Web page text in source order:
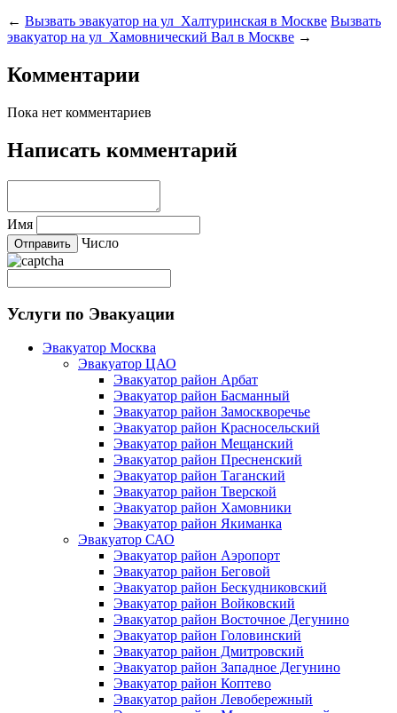
← Вызвать эвакуатор на ул Халтуринская в Москве Вызвать
эвакуатор на ул Хамовнический Вал в Москве →
Комментарии
Пока нет комментариев
Написать комментарий
Имя
Число
Услуги по Эвакуации
Эвакуатор Москва
Эвакуатор ЦАО
Эвакуатор район Арбат
Эвакуатор район Басманный
Эвакуатор район Замоскворечье
Эвакуатор район Красносельский
Эвакуатор район Мещанский
Эвакуатор район Пресненский
Эвакуатор район Таганский
Эвакуатор район Тверской
Эвакуатор район Хамовники
Эвакуатор район Якиманка
Эвакуатор САО
Эвакуатор район Аэропорт
Эвакуатор район Беговой
Эвакуатор район Бескудниковский
Эвакуатор район Войковский
Эвакуатор район Восточное Дегунино
Эвакуатор район Головинский
Эвакуатор район Дмитровский
Эвакуатор район Западное Дегунино
Эвакуатор район Коптево
Эвакуатор район Левобережный